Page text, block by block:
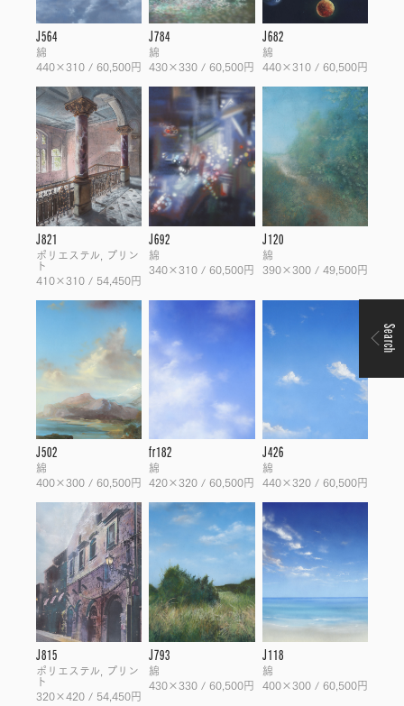
J564
綿
440×310 / 60,500円
J784
綿
430×330 / 60,500円
J682
綿
440×310 / 60,500円
J821
ポリエステル, プリン
ト
410×310 / 54,450円
J692
綿
340×310 / 60,500円
J120
綿
390×300 / 49,500円
J502
綿
400×300 / 60,500円
fr182
綿
420×320 / 60,500円
J426
綿
440×320 / 60,500円
J815
ポリエステル, プリン
ト
320×420 / 54,450円
J793
綿
430×330 / 60,500円
J118
綿
400×300 / 60,500円
Search